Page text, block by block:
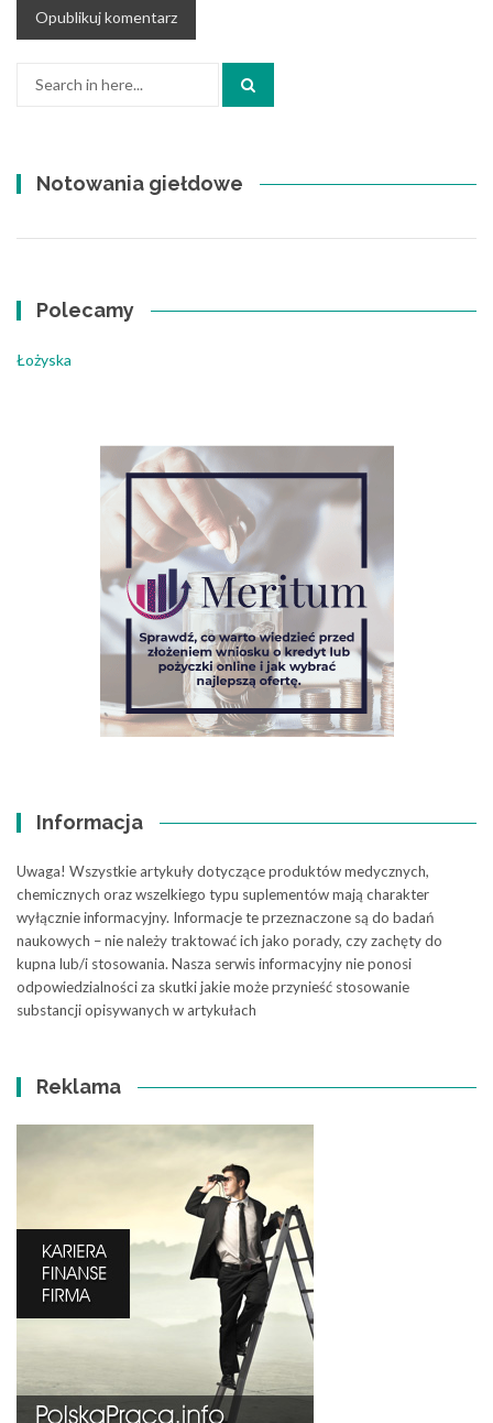
Notowania giełdowe
Polecamy
Łożyska
Informacja
Uwaga! Wszystkie artykuły dotyczące produktów medycznych,
chemicznych oraz wszelkiego typu suplementów mają charakter
wyłącznie informacyjny. Informacje te przeznaczone są do badań
naukowych – nie należy traktować ich jako porady, czy zachęty do
kupna lub/i stosowania. Nasza serwis informacyjny nie ponosi
odpowiedzialności za skutki jakie może przynieść stosowanie
substancji opisywanych w artykułach
Reklama